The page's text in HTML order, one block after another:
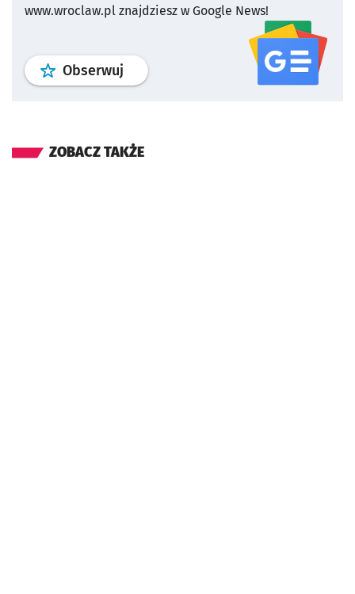
www.wroclaw.pl znajdziesz w Google News!
Obserwuj profil serwisu
ZOBACZ TAKŻE